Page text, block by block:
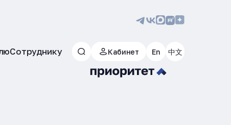
Сотруднику
Кабинет En 中文